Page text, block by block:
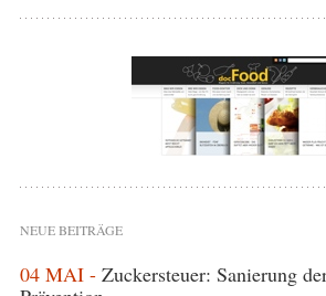
NEUE BEITRÄGE
04 MAI - Zuckersteuer: Sanierung